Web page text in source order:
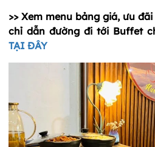
>> Xem menu bảng giá, ưu
chỉ dẫn đường đi tới Buffet
TẠI ĐÂY